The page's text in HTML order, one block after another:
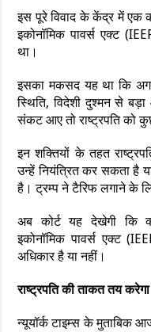
इस पूरे विवाद के केंद्र में एक
इकोनॉमिक पावर्स एक्ट
था।
इसका मकसद यह था कि
स्थिति, विदेशी दुश्मन से
संकट आए तो राष्ट्रपति को
इन शक्तियों के तहत
उन्हें नियंत्रित कर सकता
है। ट्रम्प ने टैरिफ लगाने के
अब कोर्ट यह देखेगी कि
इकोनॉमिक पावर्स एक्ट
अधिकार है या नहीं।
राष्ट्रपति की ताकत तय
न्यूयॉर्क टाइम्स के मुताबिक